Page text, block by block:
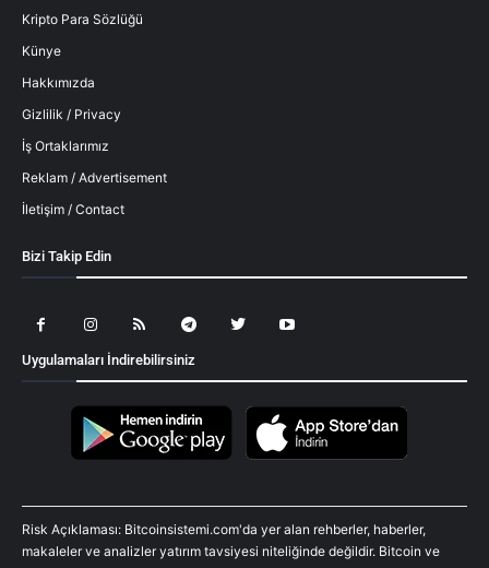
Kripto Para Sözlüğü
Künye
Hakkımızda
Gizlilik / Privacy
İş Ortaklarımız
Reklam / Advertisement
İletişim / Contact
Bizi Takip Edin
Uygulamaları İndirebilirsiniz
Risk Açıklaması: Bitcoinsistemi.com'da yer alan rehberler, haberler,
makaleler ve analizler yatırım tavsiyesi niteliğinde değildir. Bitcoin ve